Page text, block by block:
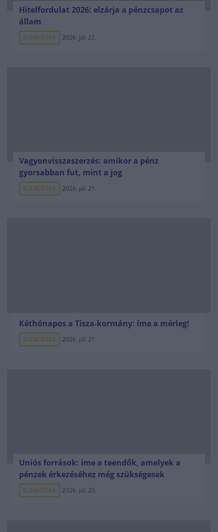
Hitelfordulat 2026: elzárja a pénzcsapot az
állam
ELEMZÉSEK 2026. júl. 22.
Vagyonvisszaszerzés: amikor a pénz
gyorsabban fut, mint a jog
ELEMZÉSEK 2026. júl. 21.
Kéthónapos a Tisza-kormány: íme a mérleg!
ELEMZÉSEK 2026. júl. 21.
Uniós források: íme a teendők, amelyek a
pénzek érkezéséhez még szükségesek
ELEMZÉSEK 2026. júl. 20.